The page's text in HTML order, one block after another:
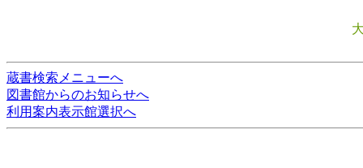
蔵書検索メニューへ
図書館からのお知らせへ
利用案内表示館選択へ